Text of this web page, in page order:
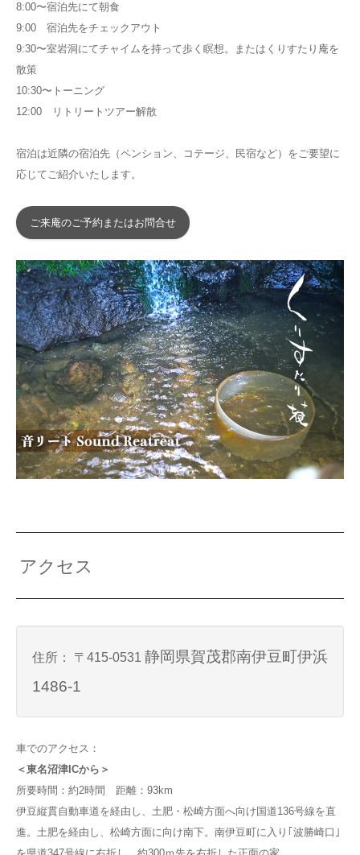
8:00〜宿泊先にて朝食
9:00 宿泊先をチェックアウト
9:30〜室岩洞にてチャイムを持って歩く瞑想。またはくりすたり庵を
散策
10:30〜トーニング
12:00 リトリートツアー解散
宿泊は近隣の宿泊先（ペンション、コテージ、民宿など）をご要望に
応じてご紹介いたします。
ご来庵のご予約またはお問合せ
アクセス
住所： 〒415-0531 静岡県賀茂郡南伊豆町伊浜
1486-1
車でのアクセス：
＜東名沼津ICから＞
所要時間：約2時間 距離：93km
伊豆縦貫自動車道を経由し、土肥・松崎方面へ向け国道136号線を直
進。土肥を経由し、松崎方面に向け南下。南伊豆町に入り｢波勝崎口｣